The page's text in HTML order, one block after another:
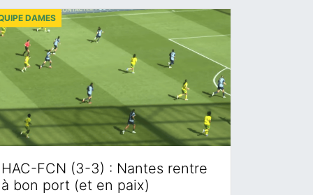
HAC-FCN (3-3) : Nantes rentre
à bon port (et en paix)
DAMES